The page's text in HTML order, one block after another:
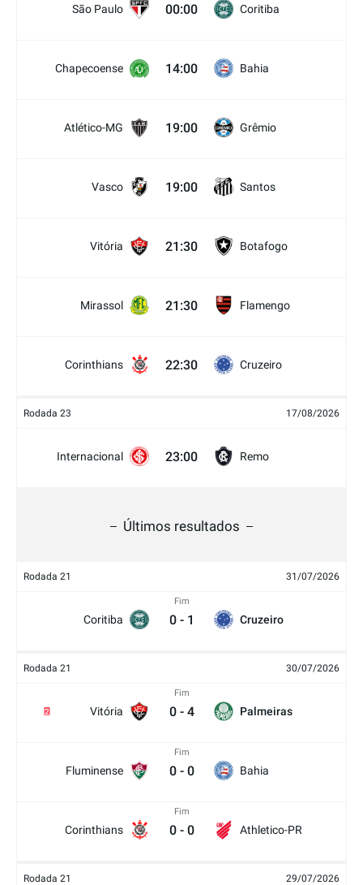
São Paulo 00:00 Coritiba
Chapecoense 14:00 Bahia
Atlético-MG 19:00 Grêmio
Vasco 19:00 Santos
Vitória 21:30 Botafogo
Mirassol 21:30 Flamengo
Corinthians 22:30 Cruzeiro
Rodada 23 17/08/2026
Internacional 23:00 Remo
Últimos resultados
Rodada 21 31/07/2026
Coritiba
Fim
0 - 1 Cruzeiro
Rodada 21 30/07/2026
Vitória
2
Fim
0 - 4 Palmeiras
Fluminense
Fim
0 - 0 Bahia
Corinthians
Fim
0 - 0 Athletico-PR
Rodada 21 29/07/2026